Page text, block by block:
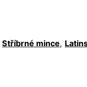
Stříbrné mince,